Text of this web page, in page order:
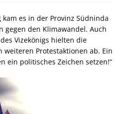
es in der Provinz Südninda
gegen den Klimawandel. Auch
Vizekönigs hielten die
Protestaktionen ab. Ein
ein politisches Zeichen setzen!“